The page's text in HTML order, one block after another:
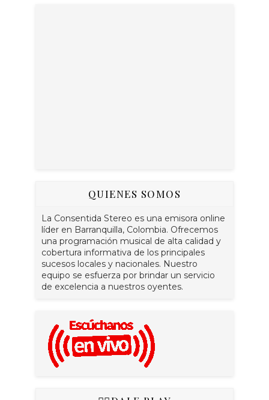
QUIENES SOMOS
La Consentida Stereo es una emisora online
líder en Barranquilla, Colombia. Ofrecemos
una programación musical de alta calidad y
cobertura informativa de los principales
sucesos locales y nacionales. Nuestro
equipo se esfuerza por brindar un servicio
de excelencia a nuestros oyentes.